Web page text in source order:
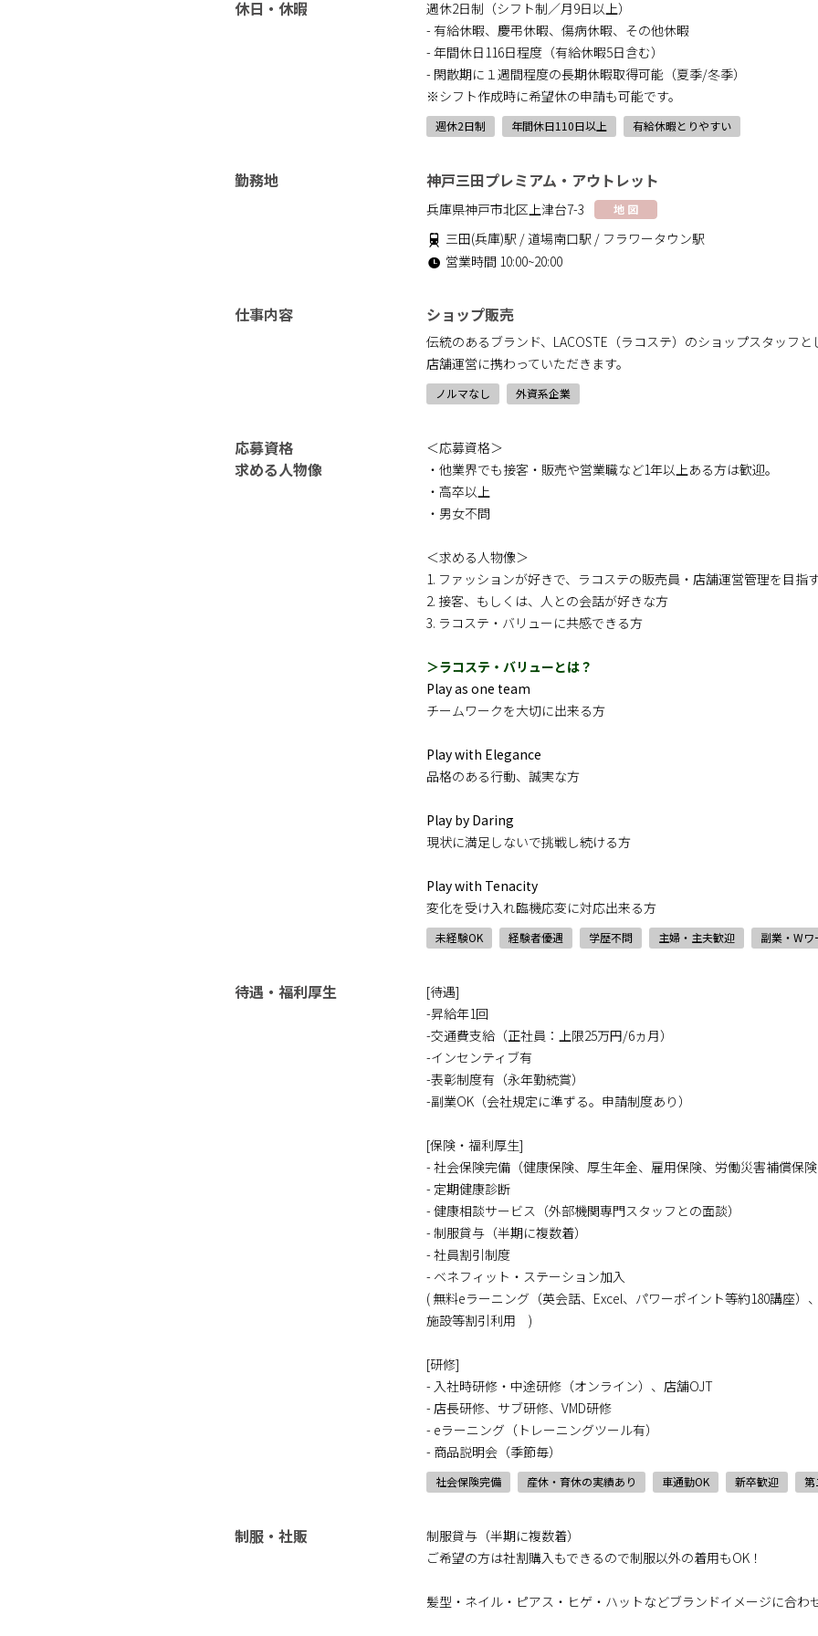
休日・休暇
週休2日制（シフト制／月9日以上）
- 有給休暇、慶弔休暇、傷病休暇、その他休暇
- 年間休日116日程度（有給休暇5日含む）
- 閑散期に１週間程度の長期休暇取得可能（夏季/冬季）
※シフト作成時に希望休の申請も可能です。
週休2日制 年間休日110日以上 有給休暇とりやすい
勤務地 神戸三田プレミアム・アウトレット
兵庫県神戸市北区上津台7-3 地 図
三田(兵庫)駅 / 道場南口駅 / フラワータウン駅
営業時間 10:00~20:00
仕事内容 ショップ販売
伝統のあるブランド、LACOSTE（ラコステ）のショップスタッフ
店舗運営に携わっていただきます。
ノルマなし 外資系企業
応募資格
求める人物像
＜応募資格＞
・他業界でも接客・販売や営業職など1年以上ある方は歓迎。
・高卒以上
・男女不問
＜求める人物像＞
1. ファッションが好きで、ラコステの販売員・店舗運営管理を目指
2. 接客、もしくは、人との会話が好きな方
3. ラコステ・バリューに共感できる方
＞ラコステ・バリューとは？
Play as one team
チームワークを大切に出来る方
Play with Elegance
品格のある行動、誠実な方
Play by Daring
現状に満足しないで挑戦し続ける方
Play with Tenacity
変化を受け入れ臨機応変に対応出来る方
未経験OK 経験者優遇 学歴不問 主婦・主夫歓迎 副業・Wワ
待遇・福利厚生
[待遇]
-昇給年1回
-交通費支給（正社員：上限25万円/6ヵ月）
-インセンティブ有
-表彰制度有（永年勤続賞）
-副業OK（会社規定に準ずる。申請制度あり）
[保険・福利厚生]
- 社会保険完備（健康保険、厚生年金、雇用保険、労働災害補償保
- 定期健康診断
- 健康相談サービス（外部機関専門スタッフとの面談）
- 制服貸与（半期に複数着）
- 社員割引制度
- ベネフィット・ステーション加入
( 無料eラーニング（英会話、Excel、パワーポイント等約180講座）
施設等割引利用 )
[研修]
- 入社時研修・中途研修（オンライン）、店舗OJT
- 店長研修、サブ研修、VMD研修
- eラーニング（トレーニングツール有）
- 商品説明会（季節毎）
社会保険完備 産休・育休の実績あり 車通勤OK 新卒歓迎 第
制服・社販
制服貸与（半期に複数着）
ご希望の方は社割購入もできるので制服以外の着用もOK！
髪型・ネイル・ピアス・ヒゲ・ハットなどブランドイメージに合わ